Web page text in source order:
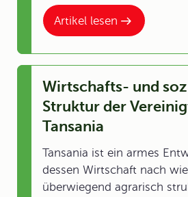
Artikel lesen
Wirtschafts- und
Struktur der
Tansania
Tansania ist ein armes
dessen Wirtschaft nach
überwiegend agrarisch